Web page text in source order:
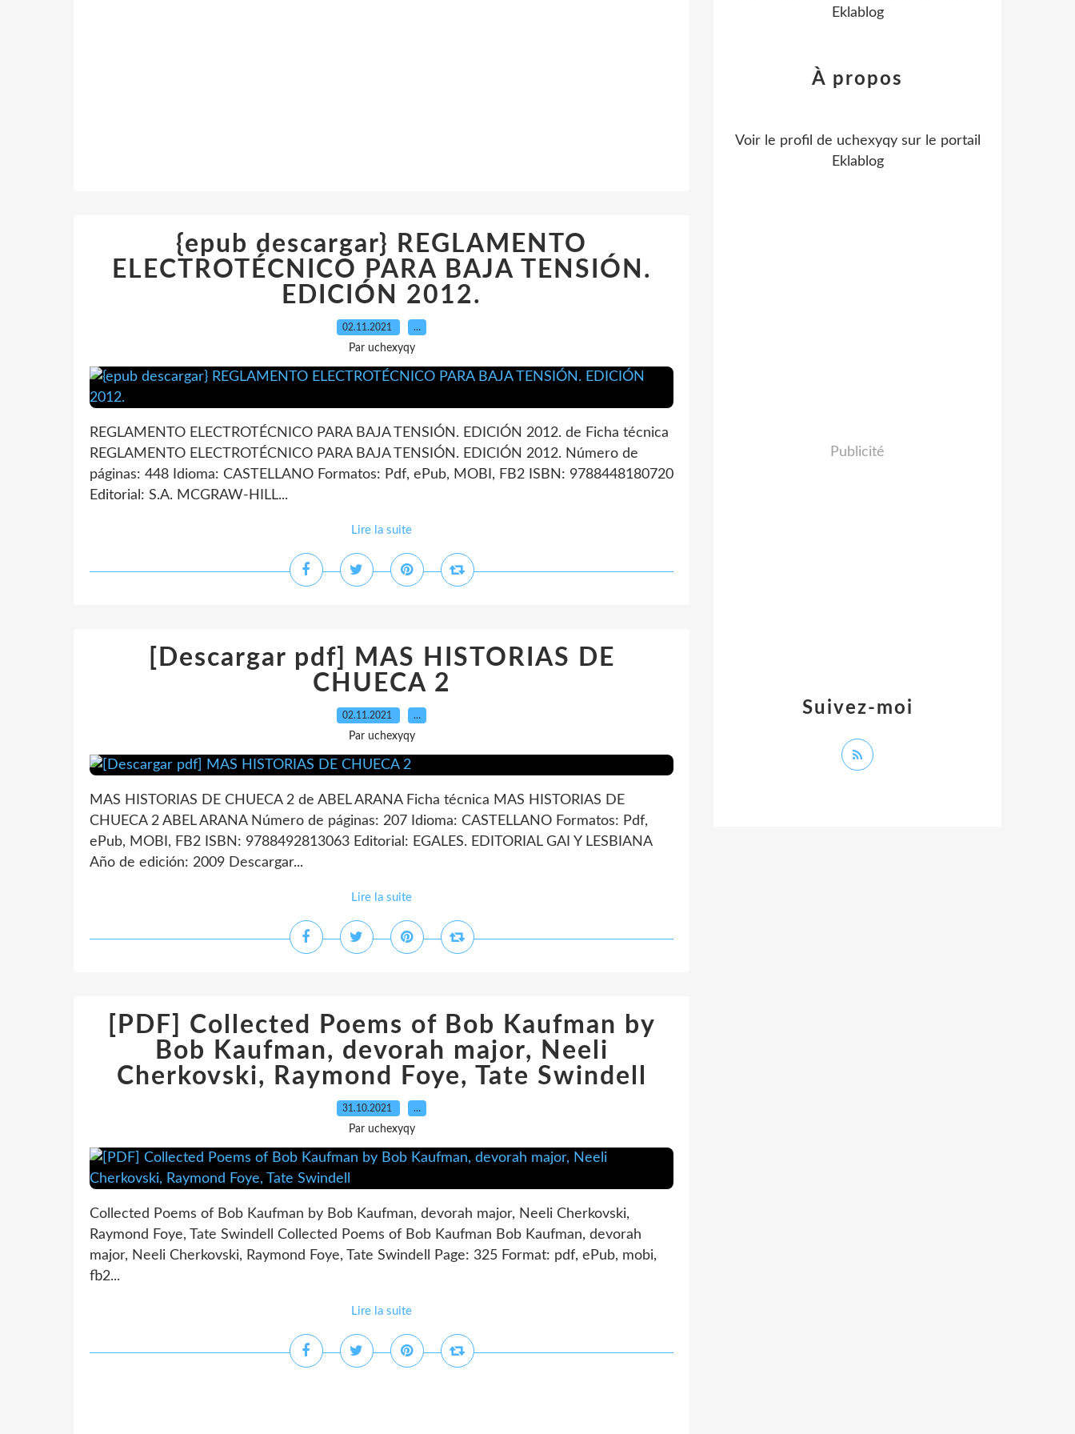
{epub descargar} REGLAMENTO
ELECTROTÉCNICO PARA BAJA TENSIÓN.
EDICIÓN 2012.
02.11.2021 …
Par uchexyqy
REGLAMENTO ELECTROTÉCNICO PARA BAJA TENSIÓN. EDICIÓN 2012. de Ficha técnica
REGLAMENTO ELECTROTÉCNICO PARA BAJA TENSIÓN. EDICIÓN 2012. Número de
páginas: 448 Idioma: CASTELLANO Formatos: Pdf, ePub, MOBI, FB2 ISBN: 9788448180720
Editorial: S.A. MCGRAW-HILL...
Lire la suite
[Descargar pdf] MAS HISTORIAS DE
CHUECA 2
02.11.2021 …
Par uchexyqy
MAS HISTORIAS DE CHUECA 2 de ABEL ARANA Ficha técnica MAS HISTORIAS DE
CHUECA 2 ABEL ARANA Número de páginas: 207 Idioma: CASTELLANO Formatos: Pdf,
ePub, MOBI, FB2 ISBN: 9788492813063 Editorial: EGALES. EDITORIAL GAI Y LESBIANA
Año de edición: 2009 Descargar...
Lire la suite
[PDF] Collected Poems of Bob Kaufman by
Bob Kaufman, devorah major, Neeli
Cherkovski, Raymond Foye, Tate Swindell
31.10.2021 …
Par uchexyqy
Collected Poems of Bob Kaufman by Bob Kaufman, devorah major, Neeli Cherkovski,
Raymond Foye, Tate Swindell Collected Poems of Bob Kaufman Bob Kaufman, devorah
major, Neeli Cherkovski, Raymond Foye, Tate Swindell Page: 325 Format: pdf, ePub, mobi,
fb2...
Lire la suite
Eklablog
Suivez-moi
À propos
Voir le profil de uchexyqysur le portail
Eklablog
Publicité